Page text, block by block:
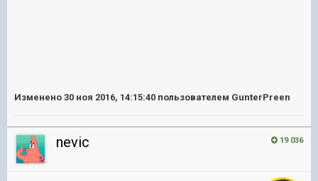
Изменено 30 ноя 2016, 14:15:40 пользователем GunterPreen
19 036
nevic